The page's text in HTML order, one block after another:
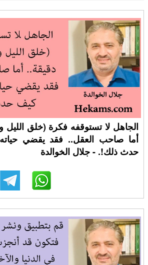
الجاهل لا تستوقفه فكرة (خلق الليل
أما صاحب العقل.. فقد يقضي
حدث ذلك!. - جلال الخوالدة